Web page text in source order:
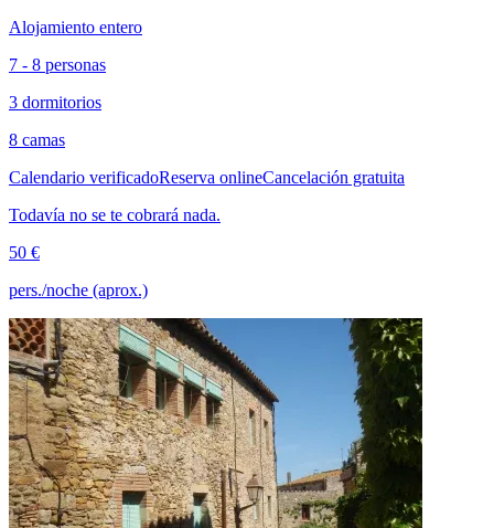
Alojamiento entero
7 - 8 personas
3 dormitorios
8 camas
Calendario verificadoReserva onlineCancelación gratuita
Todavía no se te cobrará nada.
50 €
pers./noche (aprox.)